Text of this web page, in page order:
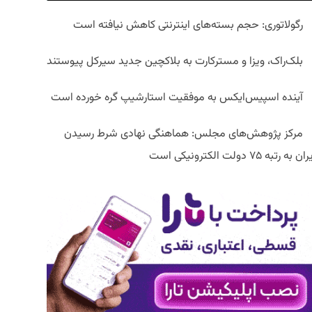
رگولاتوری: حجم بسته‌های اینترنتی کاهش نیافته است
بلک‌راک، ویزا و مسترکارت به بلاکچین جدید سیرکل پیوستند
آینده اسپیس‌ایکس به موفقیت استارشیپ گره خورده است
مرکز پژوهش‌های مجلس: هماهنگی نهادی شرط رسیدن
به رتبه ۷۵ دولت الکترونیکی است